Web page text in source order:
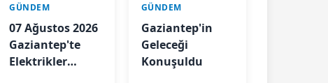
GÜNDEM
07 Ağustos 2026
Gaziantep'te
Elektrikler
GÜNDEM
Gaziantep'in
Geleceği
Konuşuldu